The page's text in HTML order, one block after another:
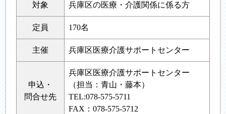
対象 兵庫区の医療・介護関係に係る方
定員 170名
主催 兵庫区医療介護サポートセンター
申込・
問合せ先
兵庫区医療介護サポートセンター
（担当：青山・藤本）
TEL:078-575-5711
FAX：078-575-5712